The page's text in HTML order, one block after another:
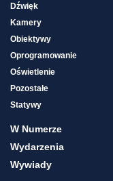
Dźwięk
Kamery
Obiektywy
Oprogramowanie
Oświetlenie
Pozostałe
Statywy
W Numerze
Wydarzenia
Wywiady